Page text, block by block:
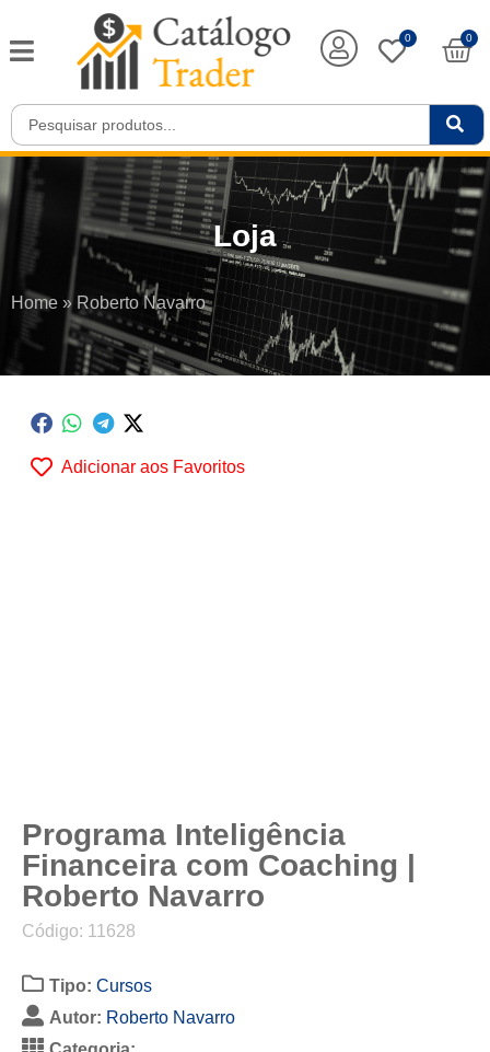
0 0
Loja
Home » Roberto Navarro
Adicionar aos Favoritos
Programa Inteligência
Financeira com Coaching |
Roberto Navarro
Código: 11628
Tipo: Cursos
Autor: Roberto Navarro